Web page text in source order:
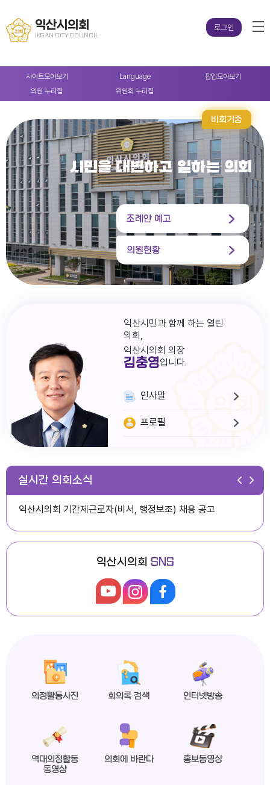
익산시의회
IKSAN CITY COUNCIL
로그인
사이트모아보기 Language 팝업모아보기
의원 누리집 위원회 누리집
비회기중
시민을 대변하고 일하는 의회
조례안 예고
의원현황
익산시민과 함께 하는 열린
의회,
익산시의회 의장
김충영입니다.
인사말
프로필
실시간 의회소식
다다익산(2026.1월호) 의회편
익산시의회 기간제근로자(비서, 행정보조) 채용 공고
익산시의회, 제279회 임시회 폐회
익산시의회 상임위원회 ‘현장 속으로!’
익산시의회 SNS
의정활동사진 회의록 검색 인터넷방송
역대의정활동
동영상
의회에 바란다 홍보동영상